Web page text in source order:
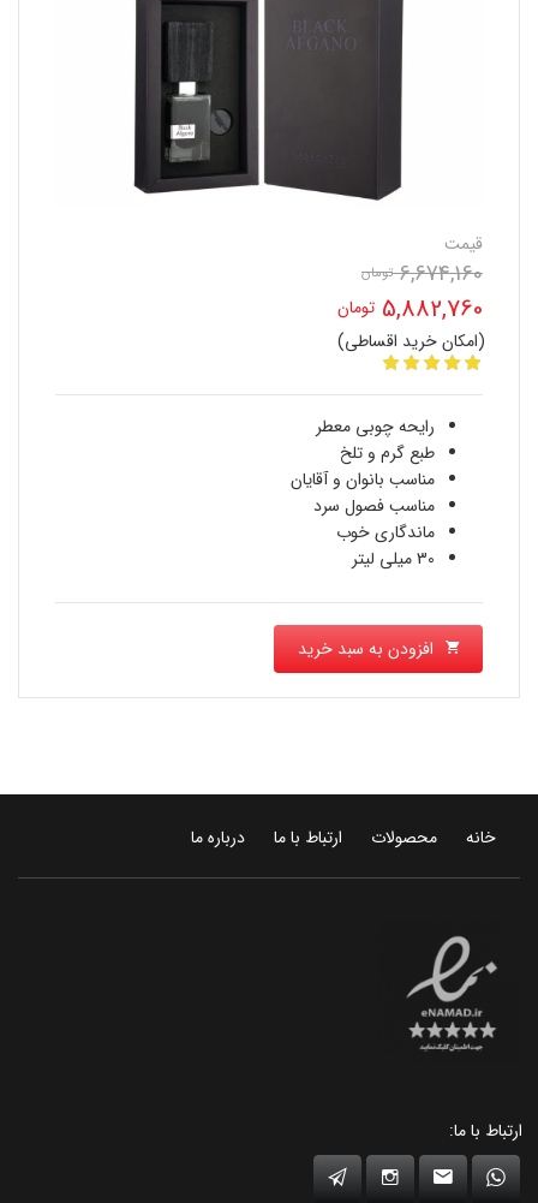
قیمت
6,674,160 تومان
اصلی
بود.
5,882,760 تومان
قیمت
فعلی
5,882,760 تومان
است.
(امکان خرید اقساطی)
رایحه چوبی معطر
طبع گرم و تلخ
مناسب بانوان و آقایان
مناسب فصول سرد
ماندگاری خوب
30 میلی لیتر
افزودن به سبد خرید
خانه محصولات ارتباط با ما درباره ما
ارتباط با ما: